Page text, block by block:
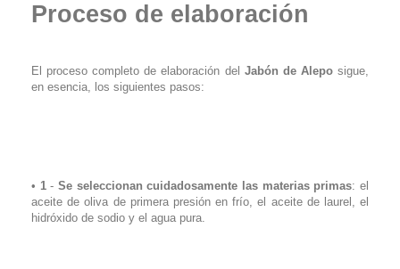
Proceso de elaboración
El proceso completo de elaboración del Jabón de Aleposigue,
en esencia, los siguientes pasos:
• 1-Se seleccionan cuidadosamente las materias primas: el
aceite de oliva de primera presión en frío, el aceite de laurel, el
hidróxido de sodio y el agua pura.